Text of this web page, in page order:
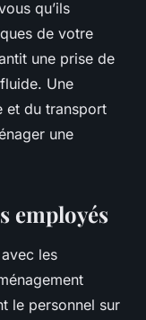
qu’ils
de votre
une prise de
Une
et du transport
une
employés
avec les
le personnel sur